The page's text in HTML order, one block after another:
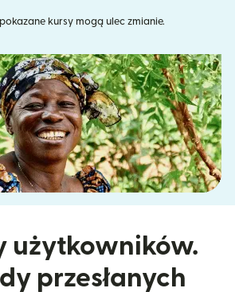
kursy mogą ulec zmianie.
użytkowników.
przesłanych